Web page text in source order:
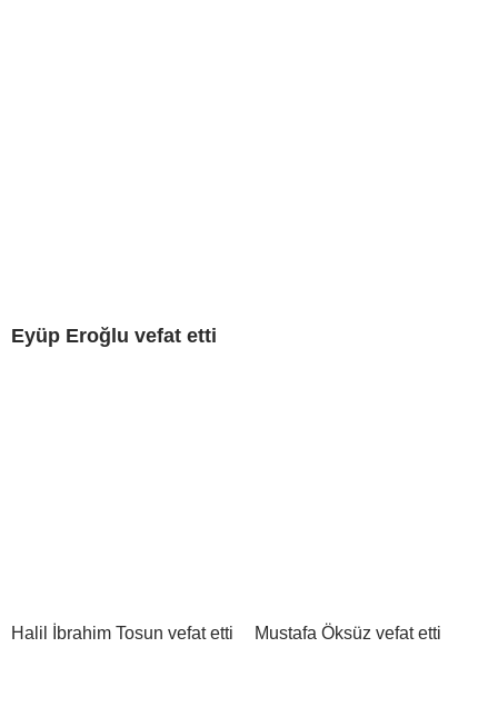
Eyüp Eroğlu vefat etti
Halil İbrahim Tosun vefat etti Mustafa Öksüz vefat etti